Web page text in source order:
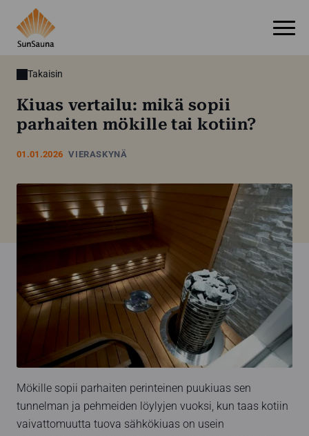
Takaisin
01.01.2026 VIERASKYNÄ
Kiuas vertailu: mikä sopii
parhaiten mökille tai kotiin?
Mökille sopii parhaiten perinteinen puukiuas sen
tunnelman ja pehmeiden löylyjen vuoksi, kun taas kotiin
vaivattomuutta tuova sähkökiuas on usein